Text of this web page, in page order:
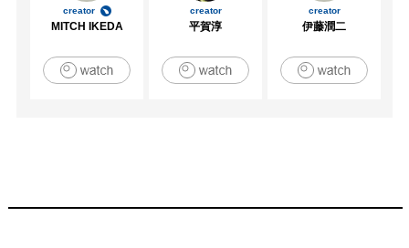
creator
MITCH IKEDA
creator
平賀淳
creator
伊藤潤二